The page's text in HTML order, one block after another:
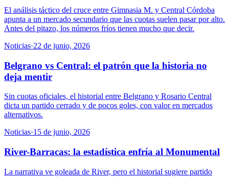
El análisis táctico del cruce entre Gimnasia M. y Central Córdoba
apunta a un mercado secundario que las cuotas suelen pasar por alto.
Antes del pitazo, los números fríos tienen mucho que decir.
Noticias·22 de junio, 2026
Belgrano vs Central: el patrón que la historia no
deja mentir
Sin cuotas oficiales, el historial entre Belgrano y Rosario Central
dicta un partido cerrado y de pocos goles, con valor en mercados
alternativos.
Noticias·15 de junio, 2026
River-Barracas: la estadística enfría al Monumental
La narrativa ve goleada de River, pero el historial sugiere partido